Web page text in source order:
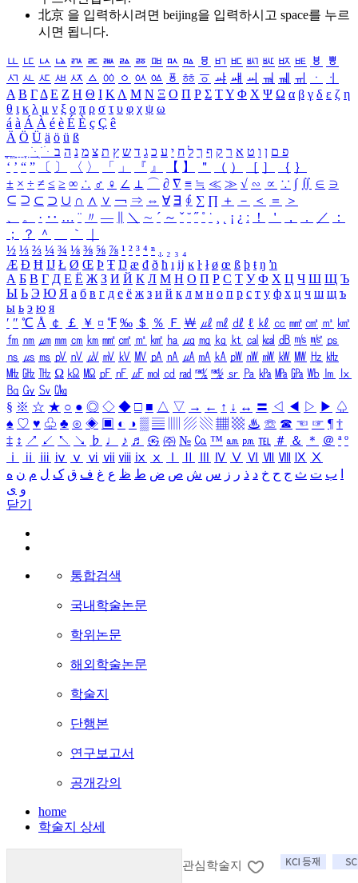
北京 을 입력하시려면 beijing을 입력하시고 space를 누르
시면 됩니다.
ㅥ ㅦ ㅧ ㅨ ㅩ ㅪ ㅫ ㅬ ㅭ ㅮ ㅯ ㅰ ㅱ ㅲ ㅳ ㅴ ㅵ ㅶ ㅷ ㅸ
ㅹ
ㅺ ㅻ ㅼ ㅽ ㅾ ㅿ ㆀ ㆁ ㆂ ㆃ ㆄ ㆅ ㆆ ㆇ ㆈ ㆉ ㆊ ㆋ ㆌ ㆍ
ㆎ
Α Β ΓΔ Ε Ζ Η Θ Ι ΚΛ Μ Ν Ξ Ο Π Ρ Σ ΤΥ Φ Χ Ψ Ω α β γ δ ε ζ η
θ ι κ λ μ ν ξ ο π ρ σ τ υ φ χ ψ ω
á à Á À é è É È ç Ç ê
Ä Ö Ü ä ö ü ß
ִֶֹ ֻּ ׁׂ פ ם ן ו ט א ר ק ף ך ל ח י ע כ ג ד ש ץ ת צ מ נ ה ב
‘ ’ “ ” 〔 〕 〈 〉 「 」 『 』 【 】 ＂ （ ） ［ ］ ｛ ｝
± × ÷ ≠ ≤ ≥ ∞ ∴ ♂ ♀ ∠ ⊥ ⌒ ∂ ∇ ≡ ≒ ≪ ≫ √ ∽ ∝ ∵ ∫ ∬ ∈ ∋
⊆ ⊇ ⊂ ⊃ ∪ ∩ ∧ ∨ ￢ ⇒ ⇔ ∀ ∃ ∮ ∑ ∏ ＋ － ＜ ＝
＞
、
。 · ‥ … ¨ 〃 ― ＼ ∼ ´ ～ ˇ ˘ ˝ ˚ ˙ ¸ ¡ ¿ ː ！ ＇ ， ． ／
：
；
？ ＾ ｀
½ ⅓ ⅔ ¼ ¾ ⅛ ⅜ ⅝ ⅞ ¹ ² ³ ⁴ ⁿ ₁ ₂ ₃ ₄
Æ Ð Ħ Ĳ Ł Ø Œ Þ Ŧ Ŋ æ đ ð ħ ı ĳ ĸ ŀ ł ø œ ß þ ŧ ŋ ŉ
А Б В Г Д Е Ё Ж З И Й К Л М Н О П Р С Т У Ф Х Ц Ч Ш Щ Ъ
Ы Ь Э Ю Я а б в г д е ё ж з и й к л м н о п р с т у ф х ц ч ш щ ъ
ы ь э ю я
′ ″ ℃ Å ￠ ￡ ￥ ¤ ℉ ‰ ＄ ％ Ｆ ￦ ㎕ ㎖ ㎗ ℓ ㎘ ㏄ ㎣ ㎤ ㎥ ㎦
㎙ ㎚ ㎛ ㎜ ㎝ ㎞ ㎟ ㎠ ㎡ ㎢ ㏊ ㎍ ㎎ ㎏ ㏏ ㎈ ㎉ ㏈ ㎧ ㎨ ㎰
㎱ ㎲ ㎳ ㎴ ㎵ ㎶ ㎷ ㎸ ㎹ ㎀ ㎁ ㎂ ㎃ ㎄ ㎺ ㎻ ㎽ ㎾ ㎿ ㎐ ㎑
㎒ ㎓ ㎔ Ω ㏀ ㏁ ㎊ ㎋ ㎌ ㏖ ㏅ ㎭ ㎮ ㎯ ㏛ ㎩ ㎪ ㎫ ㎬ ㏝ ㏐
㏓
㏃ ㏉ ㏜ ㏆
§ ※ ☆ ★ ○ ● ◎ ◇ ◆ □ ■ △ ▽ → ← ↑ ↓ ↔ 〓 ◁ ◀ ▷ ▶ ♤
♠ ♡ ♥ ♧ ♣ ⊙ ◈ ▣ ◐ ◑ ▒ ▤ ▨ ▧ ▦ ▩ ♨ ☏ ☎ ☜ ☞ ¶ †
‡ ↕ ↗ ↙ ↖ ↘ ♭ ♩ ♪ ♬ ㉿ ㈜ № ㏇ ™ ㏂ ㏘ ℡ ＃ ＆ ＊ ＠ ª º
ⅰ
ⅱ ⅲ ⅳ ⅴ ⅵ ⅶ ⅷ ⅸ ⅹ Ⅳ Ⅴ Ⅵ Ⅶ Ⅷ Ⅸ Ⅹ
ب ت ث ج ح خ د ذ ر ز س ش ص ض ط ظ ع غ ف ق ک ل م ن ه
و ی
닫기
통합검색
국내학술논문
학위논문
해외학술논문
학술지
단행본
연구보고서
공개강의
home
학술지 상세
관심학술지